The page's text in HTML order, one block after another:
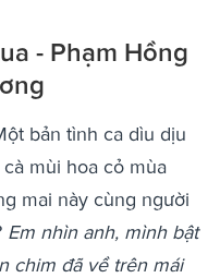
- Phạm Hồng
bản tình ca dìu dịu
mùi hoa cỏ mùa
mai này cùng người
Em nhìn anh, mình bật
chim đã về trên mái